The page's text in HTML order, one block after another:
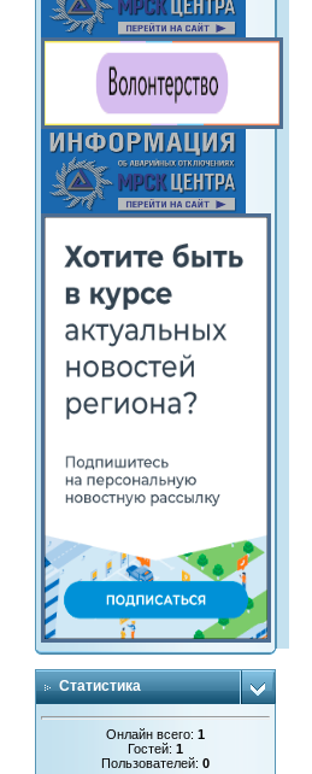
Статистика
Онлайн всего:1
Гостей:1
Пользователей:0